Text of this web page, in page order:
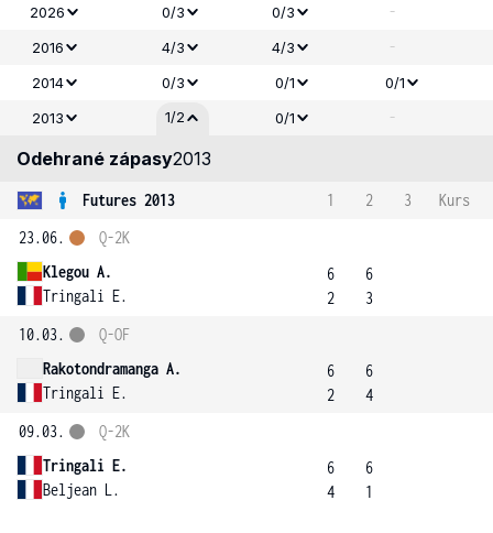
2026 0/3 0/3 -
2016 4/3 4/3 -
2014 0/3 0/1
0/1
2013
1/2 0/1 -
Odehrané zápasy2013
Futures 2013 1 2 3
Kurs
23.06.
Klegou A.
Tringali E.
Q-2K
6
2
6
3
10.03.
Rakotondramanga A.
Tringali E.
Q-OF
6
2
6
4
09.03.
Tringali E.
Beljean L.
Q-2K
6
4
6
1